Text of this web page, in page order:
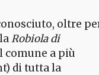
oltre
Robiola di
comune a più
di tutta la